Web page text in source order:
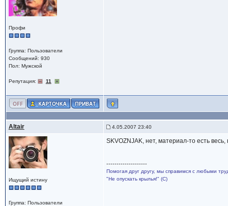
Профи
Группа: Пользователи
Сообщений: 930
Пол: Мужской
Репутация: 11
Altair 4.05.2007 23:40
Ищущий истину
Группа: Пользователи
SKVOZNJAK, нет, материал-то есть
--------------------
Помогая друг другу, мы справимся с любыми
"Не опускать крылья!" (С)